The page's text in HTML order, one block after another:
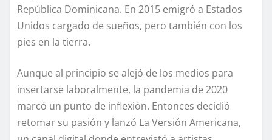
República Dominicana. En 2015 emigró a Estados
Unidos cargado de sueños, pero también con los
pies en la tierra.
Aunque al principio se alejó de los medios para
insertarse laboralmente, la pandemia de 2020
marcó un punto de inflexión. Entonces decidió
retomar su pasión y lanzó La Versión Americana,